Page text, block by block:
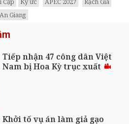
Giang
Tiếp nhận 47 công dân Việt
Nam bị Hoa Kỳ trục xuất
Khởi tố vụ án làm giả gạo